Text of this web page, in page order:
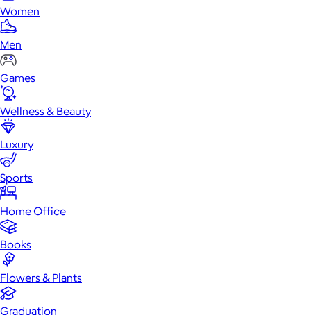
Women
Men
Games
Wellness & Beauty
Luxury
Sports
Home Office
Books
Flowers & Plants
Graduation